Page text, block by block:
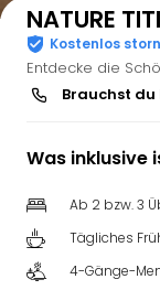
NATURE
Kostenlos
Entdecke die
Brauchst du
Was inklusive
Ab 2 bzw. 3
Tägliches
4-Gänge-